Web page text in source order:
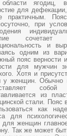
ягодиц, в
для
практичным.
при
и
одним из
пояс верности
для мужчин
Хотя и
у женщин. Обычно
из
стали. Пояс
как
для
для женщин
Так же может